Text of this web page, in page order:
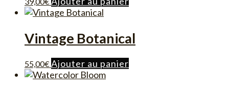
Vintage Botanical
55,00€Ajouter au panier